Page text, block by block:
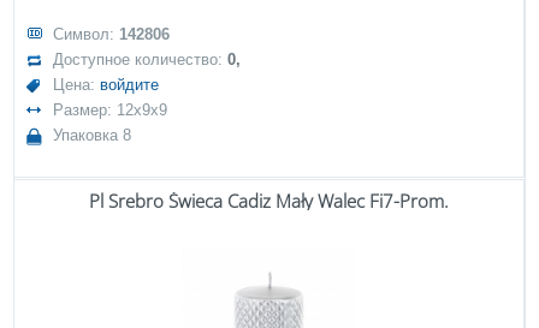
Символ: 142806
Доступное количество:0,
Цена: войдите
Размер: 12x9x9
Упаковка 8
Pl Srebro Świeca Cadiz Mały Walec Fi7-Prom.